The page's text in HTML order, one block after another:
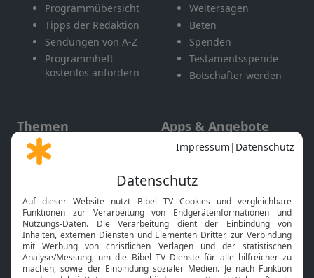
Programmübersicht
Tipps der Redaktion
Sendungen von A-Z
Programmheft
kostenlos anfordern
Weitersagen
Beten
Spenden
Testamentsspende
Botschafter werden
Themen
Gott und Bibel erklärt
Neuigkeiten
Apps & Angebote
Mobile App
Smart TV
HbbTV
Bibelthek Online-Bibel
Nächster Gottesdienst